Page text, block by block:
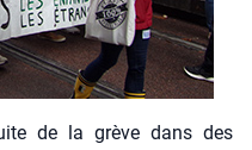
de la grève dans des